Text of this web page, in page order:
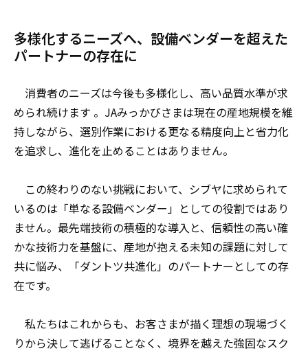
多様化するニーズへ、設備ベンダーを超えた
パートナーの存在に
消費者のニーズは今後も多様化し、高い品質水準が求
められ続けます 。JAみっかびさまは現在の産地規模を維
持しながら、選別作業における更なる精度向上と省力化
を追求し、進化を止めることはありません。
この終わりのない挑戦において、シブヤに求められて
いるのは「単なる設備ベンダー」としての役割ではあり
ません。最先端技術の積極的な導入と、信頼性の高い確
かな技術力を基盤に、産地が抱える未知の課題に対して
共に悩み、「ダントツ共進化」のパートナーとしての存
在です。
私たちはこれからも、お客さまが描く理想の現場づく
りから決して逃げることなく、境界を越えた強固なスク